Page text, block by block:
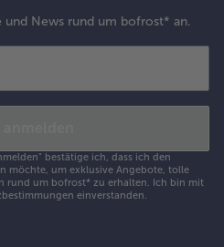
und News rund um bofrost* an.
bestätige ich, dass ich den
möchte, um exklusive Angebote, tolle
rund um bofrost* zu erhalten. Ich bin mit
einverstanden.